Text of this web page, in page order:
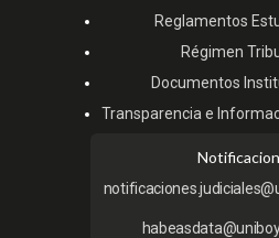
Reglamentos
Régimen
Documentos
Transparencia e